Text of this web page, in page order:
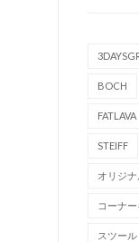
BOCH
FATLAVA
STEIFF
オリジ
コーナ
スツール